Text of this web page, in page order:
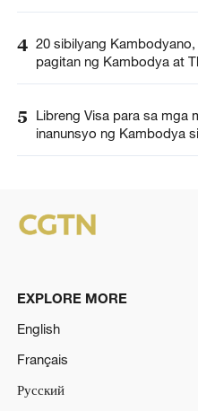
4 20 sibilyang
pagitan ng Kambodya at
5
Libreng Visa para sa mga
inanunsyo ng Kambodya
EXPLORE MORE
English
Français
Русский